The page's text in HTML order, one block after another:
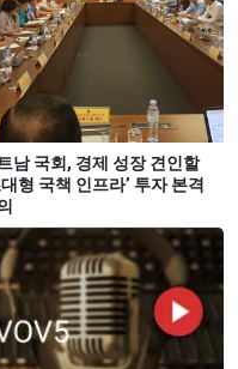
남 국회, 경제 성장 견인할
대형 국책 인프라’ 투자 본격